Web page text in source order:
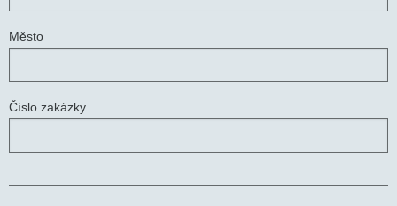
Město
Číslo zakázky